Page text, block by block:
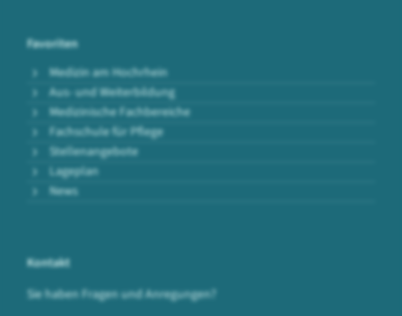
Favoriten
Medizin am Hochrhein
Aus- und Weiterbildung
Medizinische Fachbereiche
Fachschule für Pflege
Stellenangebote
Lageplan
News
Kontakt
Sie haben Fragen und Anregungen?